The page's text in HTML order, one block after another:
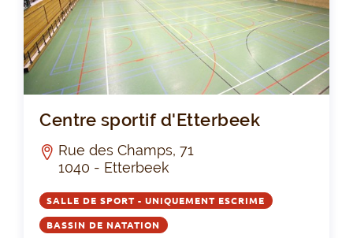
Centre sportif d'Etterbeek
Rue des Champs, 71
1040 - Etterbeek
SALLE DE SPORT - UNIQUEMENT ESCRIME
BASSIN DE NATATION